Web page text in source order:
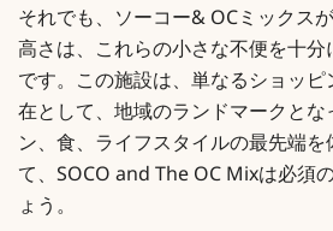
それでも、ソーコー& OCミックス
高さは、これらの小さな不便を十
です。この施設は、単なるショッ
在として、地域のランドマークと
ン、食、ライフスタイルの最先端
て、SOCO and The OC Mixは必須
ょう。